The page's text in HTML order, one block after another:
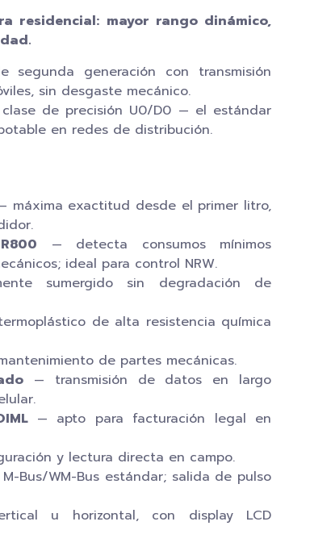
residencial: mayor rango dinámico,
segunda generación con transmisión
sin desgaste mecánico.
clase de precisión U0/D0 — el estándar
en redes de distribución.
máxima exactitud desde el primer litro,
— detecta consumos mínimos
ideal para control NRW.
sumergido sin degradación de
de alta resistencia química
de partes mecánicas.
— transmisión de datos en largo
— apto para facturación legal en
y lectura directa en campo.
Bus/WM-Bus estándar; salida de pulso
u horizontal, con display LCD